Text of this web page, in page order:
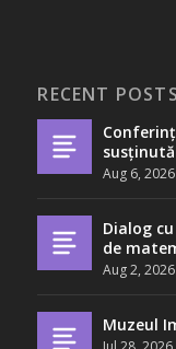
RECENT POSTS
Aug 6, 2026
Dialog
de
Aug 2, 2026
Muzeul